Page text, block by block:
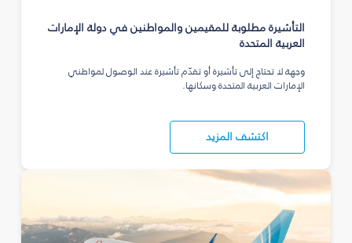
التأشيرة مطلوبة للمقيمين والمواطنين في دولة الإمارات
العربية المتحدة
وجهة لا تحتاج إلى تأشيرة أو تقدّم تأشيرة عند الوصول لمواطني
الإمارات العربية المتحدة وسكانها.
اكتشف المزيد